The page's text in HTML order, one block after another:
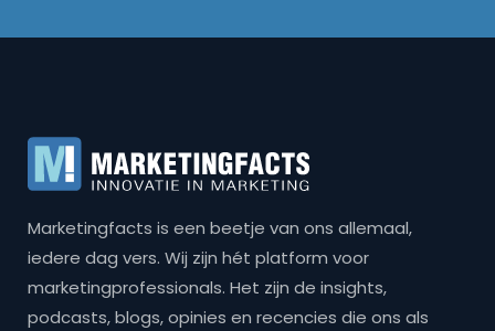
Marketingfacts is een beetje van ons allemaal,
iedere dag vers. Wij zijn hét platform voor
marketingprofessionals. Het zijn de insights,
podcasts, blogs, opinies en recencies die ons als